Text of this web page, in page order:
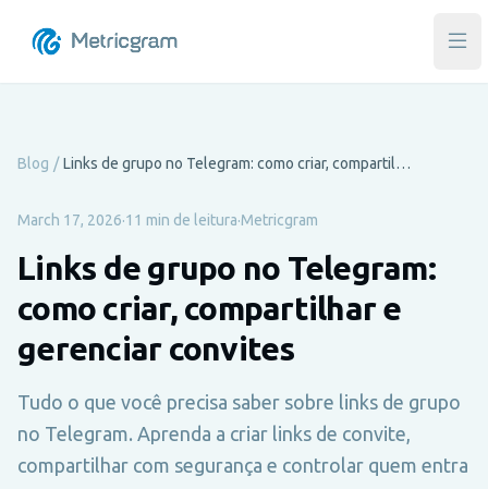
Blog / Links de grupo no Telegram: como criar, compartilhar e gerenciar convites
March 17, 2026·11 min de leitura·Metricgram
Links de grupo no Telegram:
como criar, compartilhar e
gerenciar convites
Tudo o que você precisa saber sobre links de grupo
no Telegram. Aprenda a criar links de convite,
compartilhar com segurança e controlar quem entra